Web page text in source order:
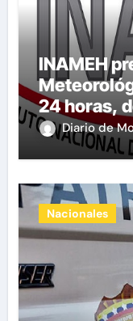
INAMEH
24 horas,
agosto
Diario de
Nacionales